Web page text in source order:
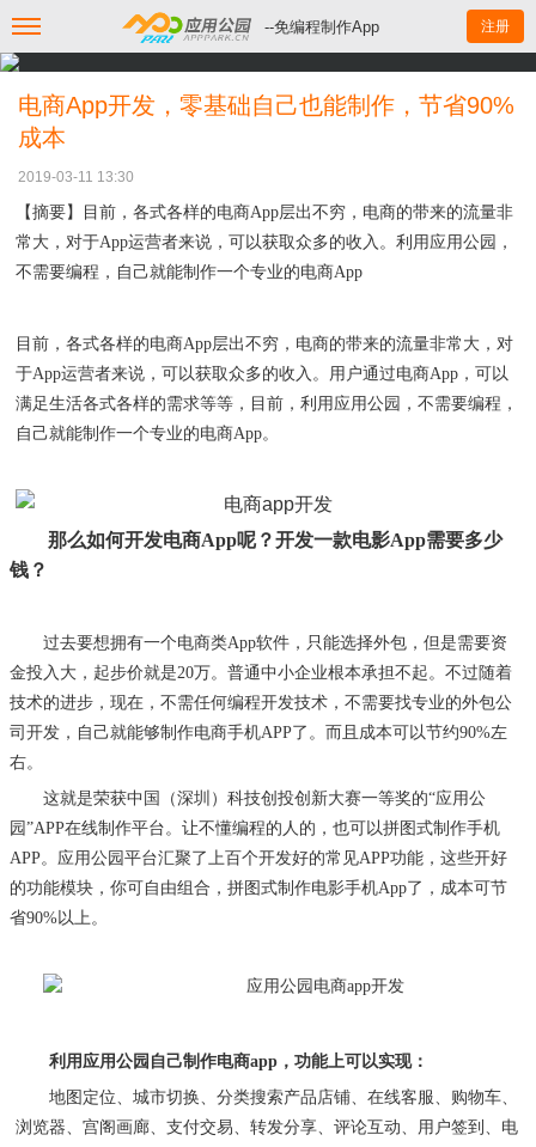
--免编程制作App 注册
电商App开发，零基础自己也能制作，节省90%
成本
2019-03-11 13:30
【摘要】目前，各式各样的电商App层出不穷，电商的带来的流量非
常大，对于App运营者来说，可以获取众多的收入。利用应用公园，
不需要编程，自己就能制作一个专业的电商App
目前，各式各样的电商App层出不穷，电商的带来的流量非常大，对
于App运营者来说，可以获取众多的收入。用户通过电商App，可以
满足生活各式各样的需求等等，目前，利用应用公园，不需要编程，
自己就能制作一个专业的电商App。
那么如何开发电商App呢？开发一款电影App需要多少
钱？
过去要想拥有一个电商类App软件，只能选择外包，但是需要资
金投入大，起步价就是20万。普通中小企业根本承担不起。不过随着
技术的进步，现在，不需任何编程开发技术，不需要找专业的外包公
司开发，自己就能够制作电商手机APP了。而且成本可以节约90%左
右。
这就是荣获中国（深圳）科技创投创新大赛一等奖的“应用公
园”APP在线制作平台。让不懂编程的人的，也可以拼图式制作手机
APP。应用公园平台汇聚了上百个开发好的常见APP功能，这些开好
的功能模块，你可自由组合，拼图式制作电影手机App了，成本可节
省90%以上。
利用应用公园自己制作电商app ，功能上可以实现：
地图定位、 城市切换、 分类搜索产品店铺、 在线客服、 购物车、
浏览器、 宫阁画廊、 支付交易、 转发分享、 评论互动、 用户签到 、 电